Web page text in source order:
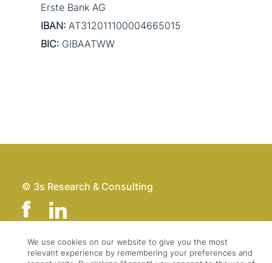
Erste Bank AG
IBAN: AT312011100004665015
BIC: GIBAATWW
© 3s Research & Consulting
Team Imprint
We use cookies on our website to give you the most
relevant experience by remembering your preferences and